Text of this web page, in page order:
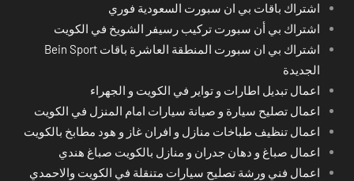
اشتراك باقات بي ان سبورت السعودية فوري
اشتراك بي أن سبورت تركيب رسيفر الشويخ في الكويت
اشتراك بي ان سبورت المنطقة العاشرة باقات Bein Sport
الجديدة
اعمال تبديل اطارات و تواير في الكويت و الجهراء
اعمال تصليح سيارة و صيانة سيارات امام المنزل في الكويت
اعمال تنظيف طباخات منازل و افران غاز و هود مطابخ بالكويت
اعمال صباغ و دهان جدران و منازل بالكويت صباغ هندي
اعمال فني ورشة تصليح سيارات متنقلة في الكويت والاحمدي